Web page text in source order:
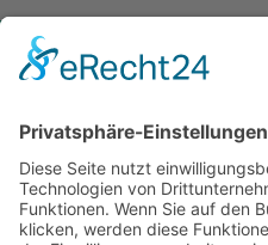
bleiben
BETOMAX systems GmbH & Co. KG
Postfach 10 01 52 │ D-41401 Neuss